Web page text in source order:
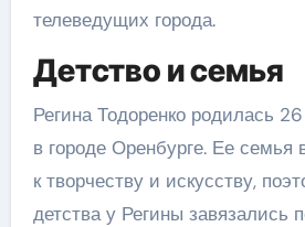
телеведущих города.
Детство и семья
Регина Тодоренко родилась
в городе Оренбурге. Ее семья
к творчеству и искусству,
детства у Регины завязались